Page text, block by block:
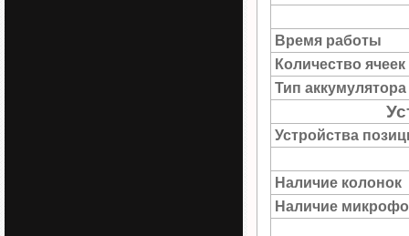
Время работы
Количество
Тип аккумулятора
Устройства
Наличие колонок
Наличие